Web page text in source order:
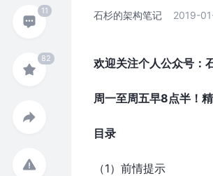
石杉的架构笔记 2019-
欢迎关注个人公众号：
周一至周五早8点半！
目录
（1）前情提示